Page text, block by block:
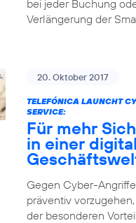
bei jeder Buchung
Verlängerung der
20. Oktober 2017
TELEFÓNICA LAUNCHT
SERVICE:
Für mehr
in einer
Gegen Cyber-
präventiv
der besonderen